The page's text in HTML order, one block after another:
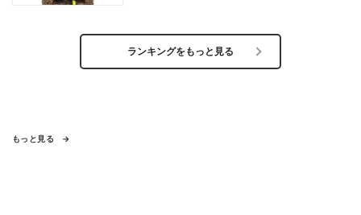
ランキングをもっと見る
もっと見る